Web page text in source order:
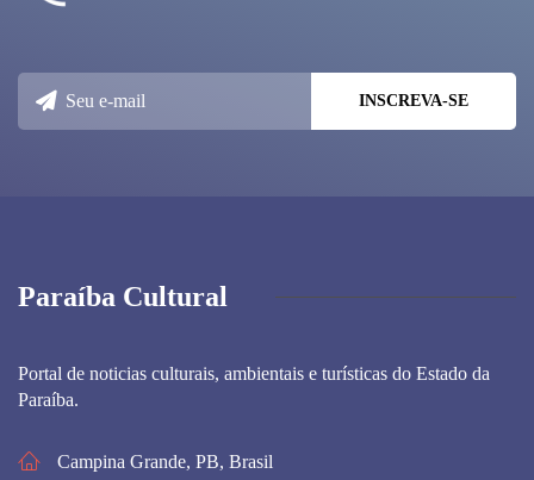
Paraíba Cultural
Portal de noticias culturais, ambientais e turísticas do Estado da
Paraíba.
Campina Grande, PB, Brasil